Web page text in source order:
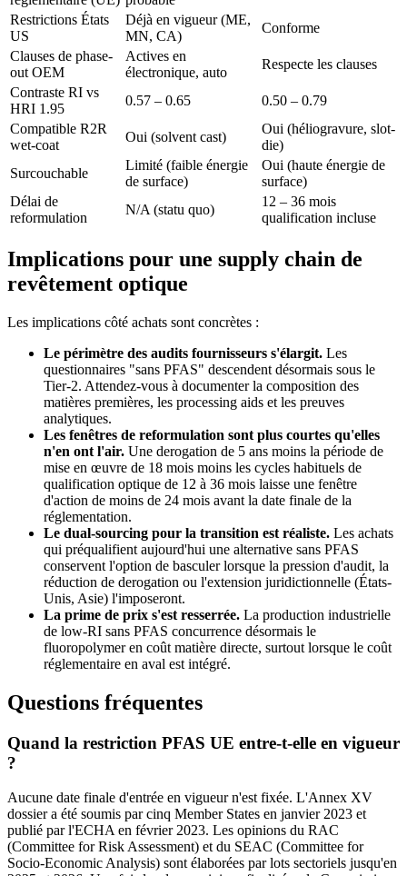
Restrictions États
US
Déjà en vigueur (ME,
MN, CA)
Conforme
Clauses de phase-
out OEM
Actives en
électronique, auto
Respecte les clauses
Contraste RI vs
HRI 1.95
0.57 – 0.65
0.50 – 0.79
Compatible R2R
wet-coat
Oui (solvent cast)
Oui (héliogravure, slot-
die)
Surcouchable
Limité (faible énergie
de surface)
Oui (haute énergie de
surface)
Délai de
reformulation
N/A (statu quo)
12 – 36 mois
qualification incluse
Implications pour une supply chain de
revêtement optique
Les implications côté achats sont concrètes :
Le périmètre des audits fournisseurs s'élargit. Les
questionnaires "sans PFAS" descendent désormais sous le
Tier-2. Attendez-vous à documenter la composition des
matières premières, les processing aids et les preuves
analytiques.
Les fenêtres de reformulation sont plus courtes qu'elles
n'en ont l'air. Une derogation de 5 ans moins la période de
mise en œuvre de 18 mois moins les cycles habituels de
qualification optique de 12 à 36 mois laisse une fenêtre
d'action de moins de 24 mois avant la date finale de la
réglementation.
Le dual-sourcing pour la transition est réaliste. Les achats
qui préqualifient aujourd'hui une alternative sans PFAS
conservent l'option de basculer lorsque la pression d'audit, la
réduction de derogation ou l'extension juridictionnelle (États-
Unis, Asie) l'imposeront.
La prime de prix s'est resserrée. La production industrielle
de low-RI sans PFAS concurrence désormais le
fluoropolymer en coût matière directe, surtout lorsque le coût
réglementaire en aval est intégré.
Questions fréquentes
Quand la restriction PFAS UE entre-t-elle en vigueur
?
Aucune date finale d'entrée en vigueur n'est fixée. L'Annex XV
dossier a été soumis par cinq Member States en janvier 2023 et
publié par l'ECHA en février 2023. Les opinions du RAC
(Committee for Risk Assessment) et du SEAC (Committee for
Socio-Economic Analysis) sont élaborées par lots sectoriels jusqu'en